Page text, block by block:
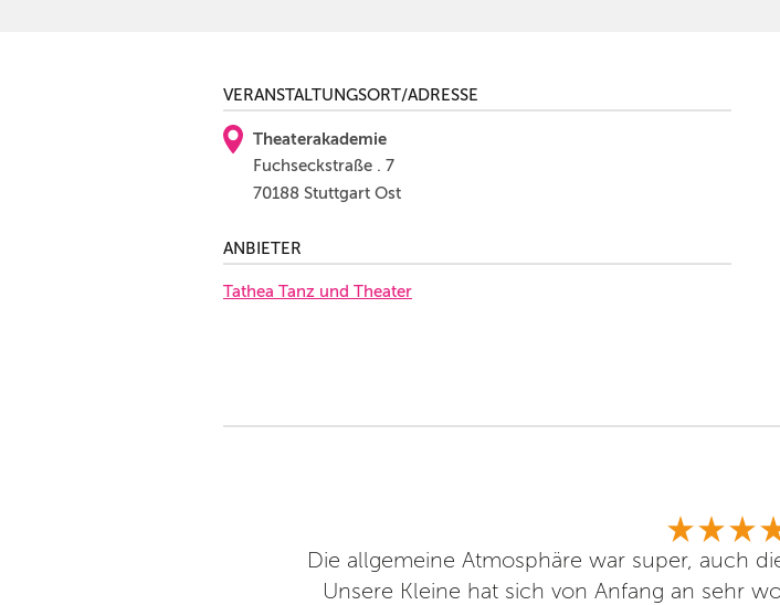
VERANSTALTUNGSORT/ADRESSE
Theaterakademie
Fuchseckstraße . 7
70188 Stuttgart Ost
ANBIETER
Tathea Tanz und Theater
Die allgemeine Atmosphäre war super, auch
Unsere Kleine hat sich von Anfang an sehr